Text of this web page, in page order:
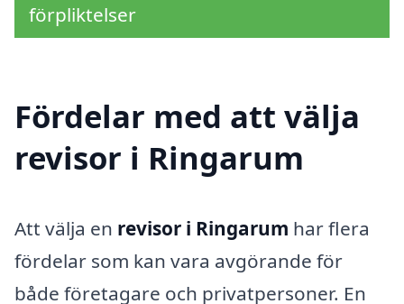
förpliktelser
Fördelar med att välja
revisor i Ringarum
Att välja en revisor i Ringarum har flera
fördelar som kan vara avgörande för
både företagare och privatpersoner. En